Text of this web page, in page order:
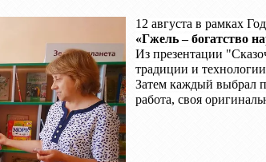
12 августа в рамках
«Гжель – богатство
Из презентации
традиции и
Затем каждый выбрал
работа, своя